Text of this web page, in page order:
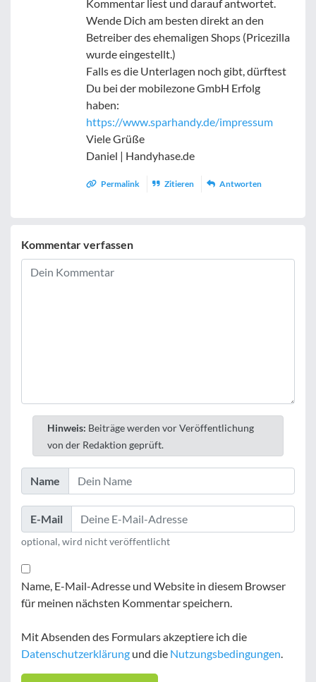
Kommentar liest und darauf antwortet.
Wende Dich am besten direkt an den
Betreiber des ehemaligen Shops (Pricezilla
wurde eingestellt.)
Falls es die Unterlagen noch gibt, dürftest
Du bei der mobilezone GmbH Erfolg
haben:
https://www.sparhandy.de/impressum
Viele Grüße
Daniel | Handyhase.de
Permalink Zitieren Antworten
Kommentar verfassen
Hinweis: Beiträge werden vor Veröffentlichung
von der Redaktion geprüft.
Name
E-Mail
optional, wird nicht veröffentlicht
Name, E-Mail-Adresse und Website in diesem Browser
für meinen nächsten Kommentar speichern.
Mit Absenden des Formulars akzeptiere ich die
Datenschutzerklärung und die Nutzungsbedingungen